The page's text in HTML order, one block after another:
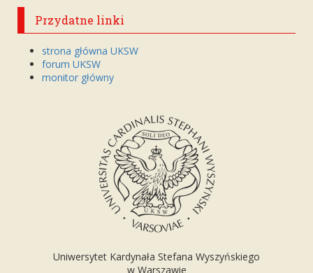
Przydatne linki
strona główna UKSW
forum UKSW
monitor główny
Uniwersytet Kardynała Stefana Wyszyńskiego
w Warszawie